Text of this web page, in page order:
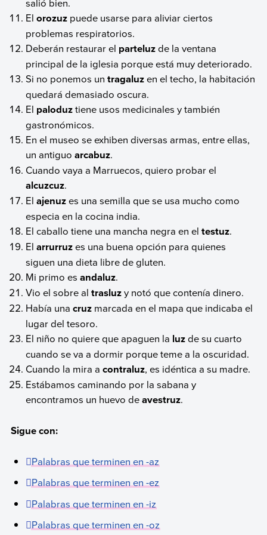
salió bien.
Elorozuz puede usarse para aliviar ciertos
problemas respiratorios.
Deberán restaurar el parteluzde la ventana
principal de la iglesia porque está muy deteriorado.
Si no ponemos untragaluzen el techo, la habitación
quedará demasiado oscura.
El paloduztiene usos medicinales y también
gastronómicos.
En el museo se exhiben diversas armas, entre ellas,
un antiguoarcabuz.
Cuando vaya a Marruecos, quiero probar el
alcuzcuz.
Elajenuzes una semilla que se usa mucho como
especia en la cocina india.
El caballo tiene una mancha negra en eltestuz.
Elarrurruzes una buena opción para quienes
siguen una dieta libre de gluten.
Mi primo esandaluz.
Vio el sobre altrasluzy notó que contenía dinero.
Había unacruz marcada en el mapa que indicaba el
lugar del tesoro.
El niño no quiere que apaguen la luzde su cuarto
cuando se va a dormir porque teme a la oscuridad.
Cuando la mira acontraluz, es idéntica a su madre.
Estábamos caminando por la sabana y
encontramos un huevo deavestruz.
Sigue con:
Palabras que terminen en -az
Palabras que terminen en -ez
Palabras que terminen en -iz
Palabras que terminen en -oz